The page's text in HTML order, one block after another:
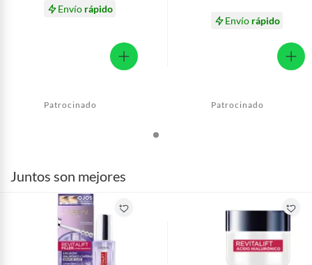
Envío rápido
Patrocinado
Envío rápido
Patrocinado
Juntos son mejores